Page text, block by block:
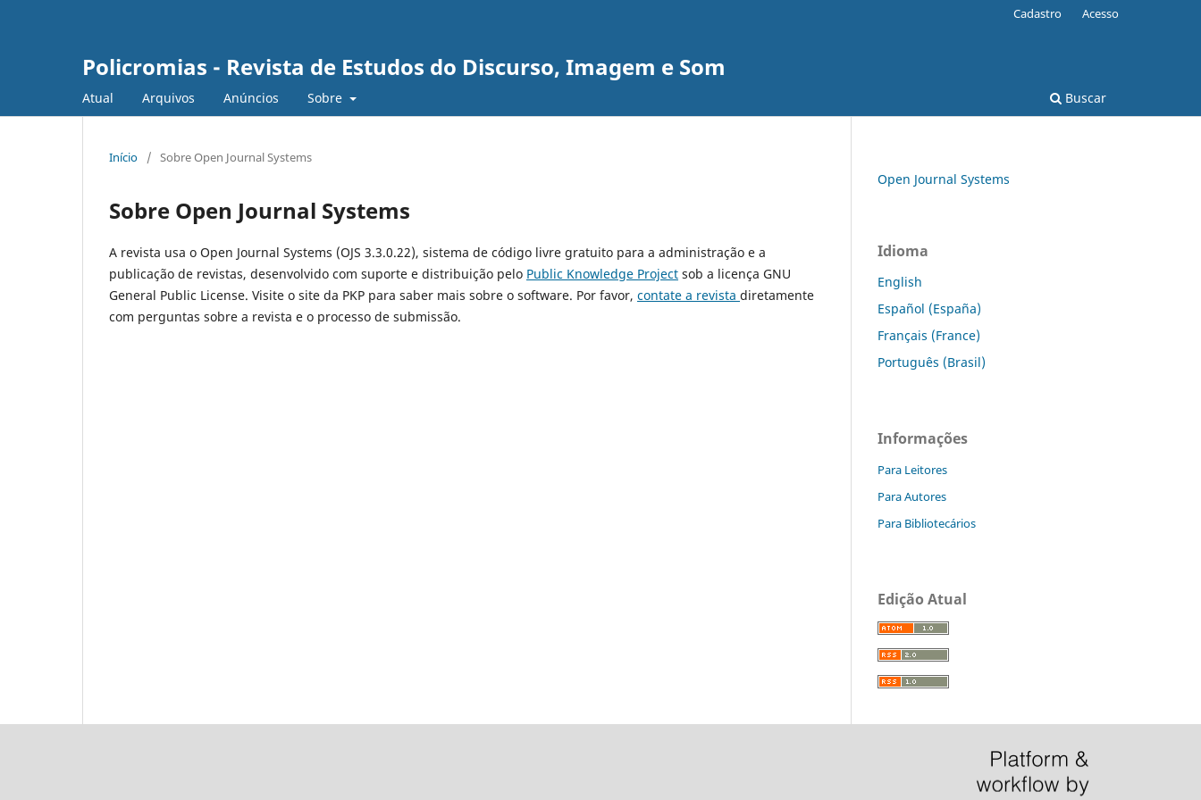
Policromias - Revista de Estudos do Discurso, Imagem e Som
Atual Arquivos Anúncios Sobre Buscar
Cadastro Acesso
Início / Sobre Open Journal Systems
Sobre Open Journal Systems
A revista usa o Open Journal Systems (OJS 3.3.0.22), sistema de código livre gratuito para a administração e a
publicação de revistas, desenvolvido com suporte e distribuição pelo Public Knowledge Project sob a licença GNU
General Public License. Visite o site da PKP para saber mais sobre o software. Por favor, contate a revista diretamente
com perguntas sobre a revista e o processo de submissão.
Open Journal Systems
Idioma
English
Español (España)
Français (France)
Português (Brasil)
Informações
Para Leitores
Para Autores
Para Bibliotecários
Edição Atual